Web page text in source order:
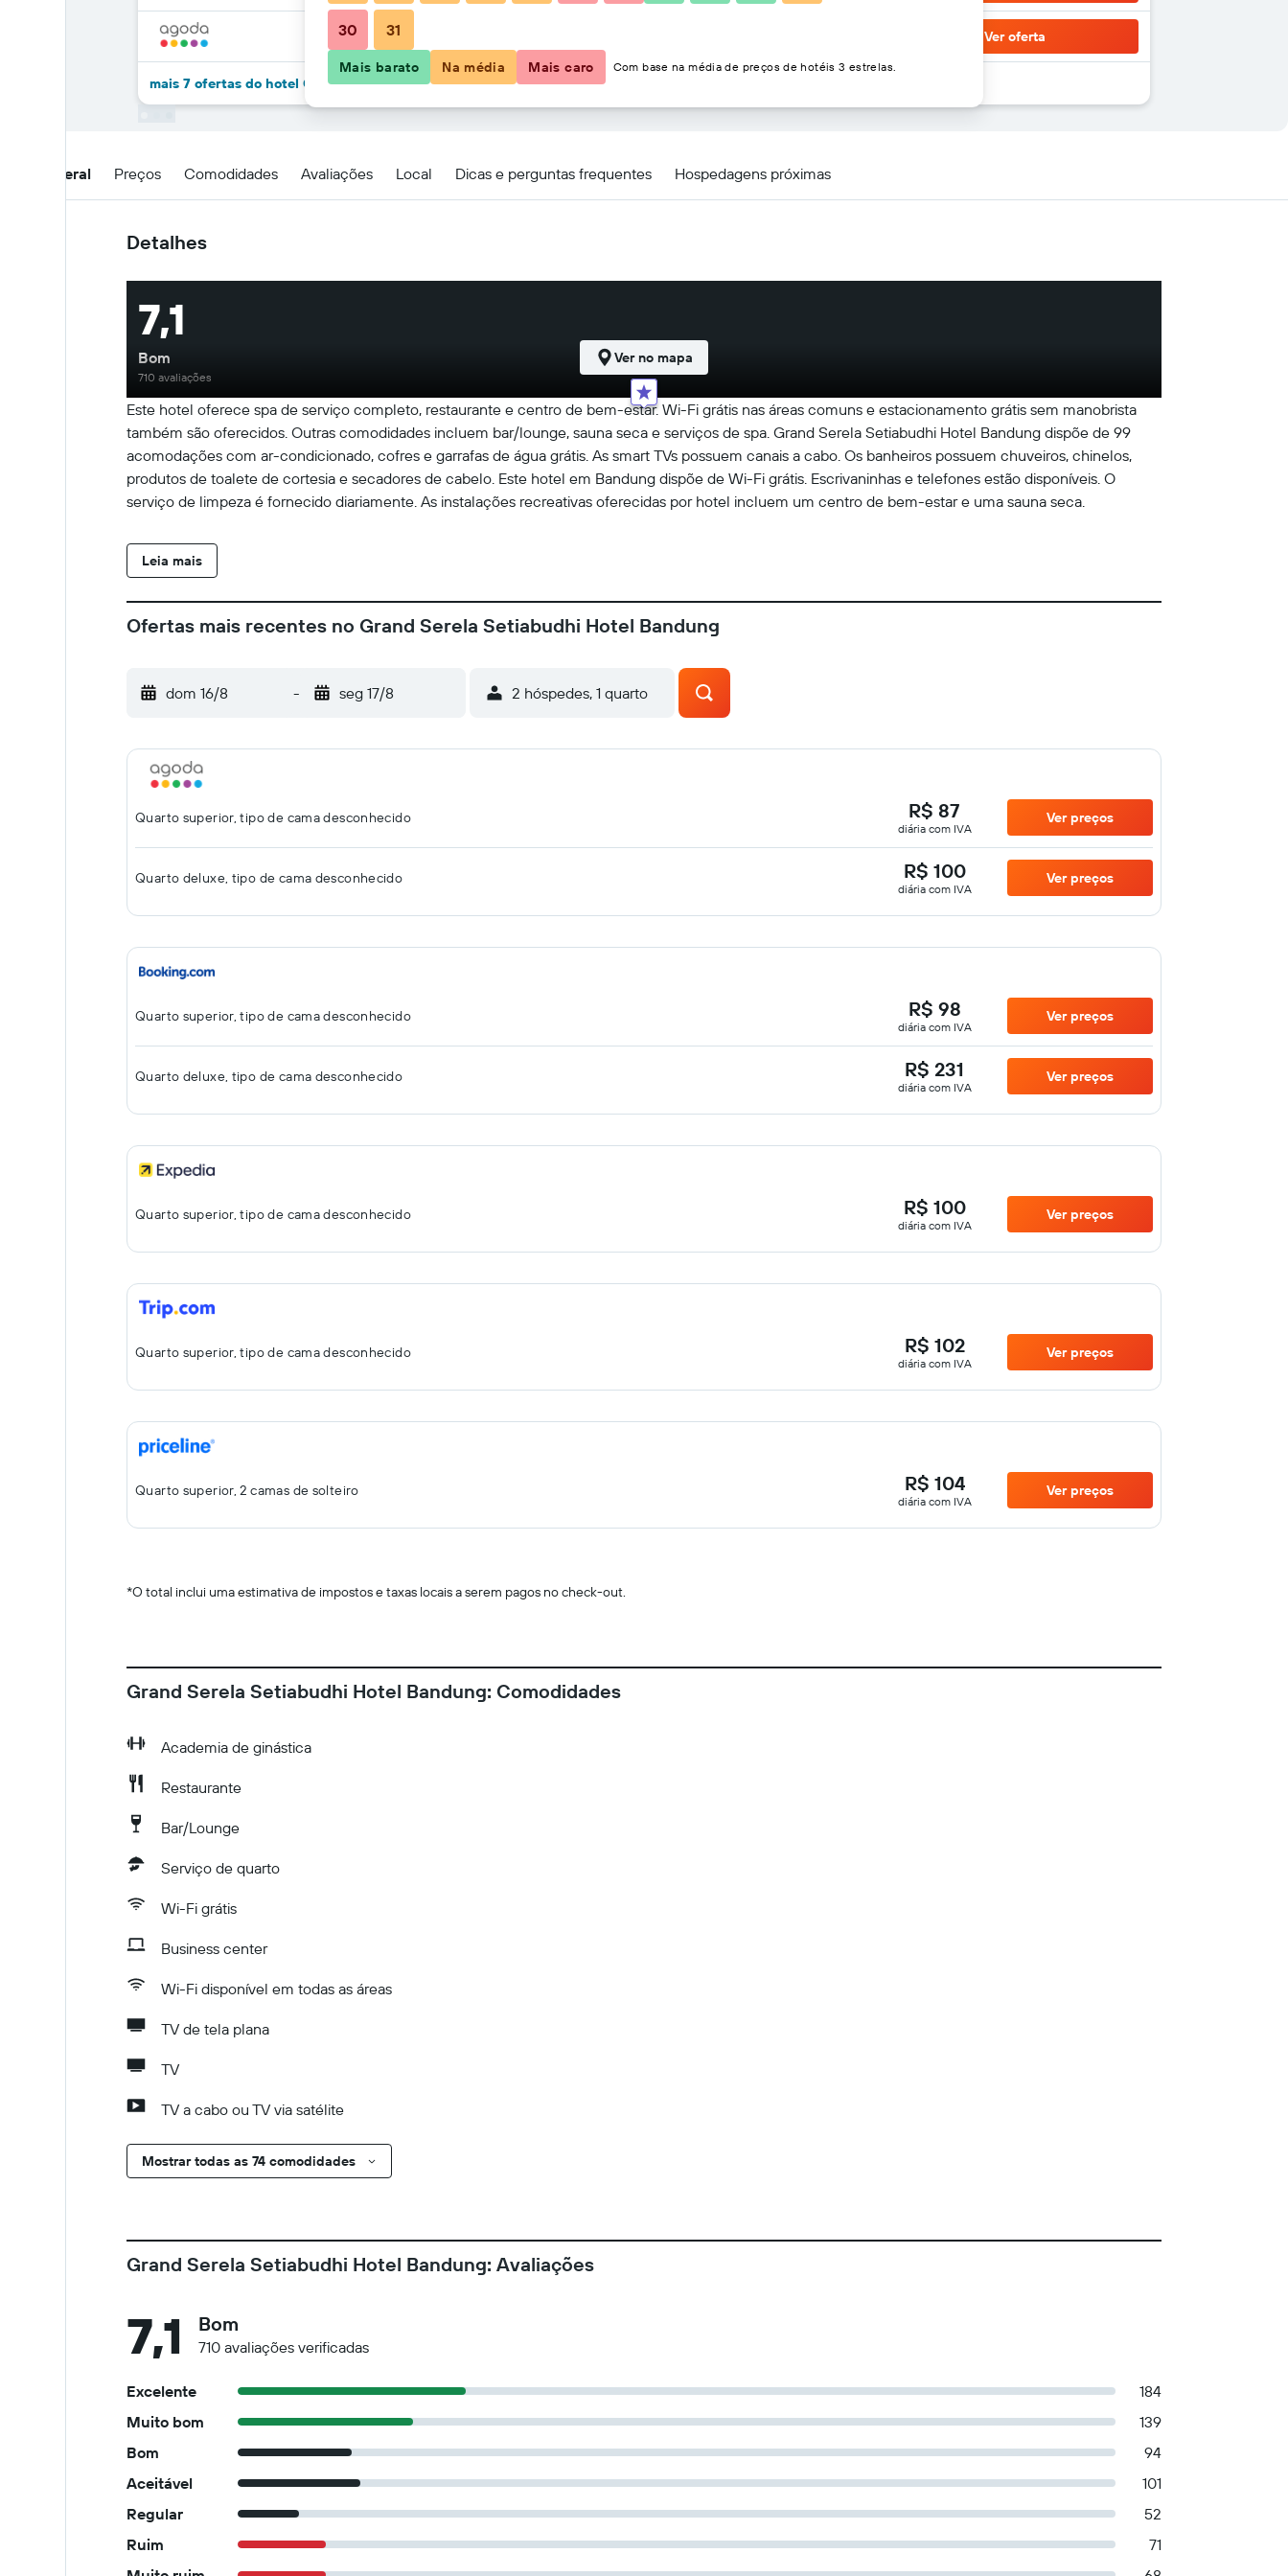
Ver oferta
mais 7 ofertas do hotel Grand Serela Setiabudhi Hotel Bandung
Visão geral Preços Comodidades Avaliações Local Dicas e perguntas frequentes Hospedagens próximas
Detalhes
Este hotel oferece spa de serviço completo, restaurante e centro de bem-estar. Wi-Fi grátis nas áreas comuns e estacionamento grátis sem manobrista
também são oferecidos. Outras comodidades incluem bar/lounge, sauna seca e serviços de spa. Grand Serela Setiabudhi Hotel Bandung dispõe de 99
acomodações com ar-condicionado, cofres e garrafas de água grátis. As smart TVs possuem canais a cabo. Os banheiros possuem chuveiros, chinelos,
produtos de toalete de cortesia e secadores de cabelo. Este hotel em Bandung dispõe de Wi-Fi grátis. Escrivaninhas e telefones estão disponíveis. O
serviço de limpeza é fornecido diariamente. As instalações recreativas oferecidas por hotel incluem um centro de bem-estar e uma sauna seca.
Leia mais
7,1
Bom
710 avaliações
Ver no mapa
Ofertas mais recentes no Grand Serela Setiabudhi Hotel Bandung
dom 16/8 - seg 17/8 2 hóspedes, 1 quarto
Quarto superior, tipo de cama desconhecido R$ 87
diária com IVA
Ver preços
Quarto deluxe, tipo de cama desconhecido R$ 100
diária com IVA
Ver preços
Quarto superior, tipo de cama desconhecido R$ 98
diária com IVA
Ver preços
Quarto deluxe, tipo de cama desconhecido R$ 231
diária com IVA
Ver preços
Quarto superior, tipo de cama desconhecido R$ 100
diária com IVA
Ver preços
Quarto superior, tipo de cama desconhecido R$ 102
diária com IVA
Ver preços
Quarto superior, 2 camas de solteiro R$ 104
diária com IVA
Ver preços
*O total inclui uma estimativa de impostos e taxas locais a serem pagos no check-out.
Grand Serela Setiabudhi Hotel Bandung: Comodidades
Academia de ginástica
Restaurante
Bar/Lounge
Serviço de quarto
Wi-Fi grátis
Business center
Wi-Fi disponível em todas as áreas
TV de tela plana
TV
TV a cabo ou TV via satélite
Mostrar todas as 74 comodidades
Grand Serela Setiabudhi Hotel Bandung: Avaliações
7,1 Bom
710 avaliações verificadas
Excelente
184
Muito bom
139
Bom
94
Aceitável
101
Regular
52
Ruim
71
30 31
Mais barato Na média Mais caro Com base na média de preços de hotéis 3 estrelas.